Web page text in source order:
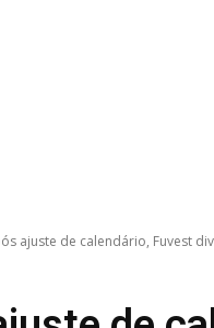
ajuste de calendário, Fuvest